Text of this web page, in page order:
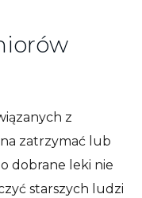
z
zatrzymać lub
dobrane leki nie
starszych ludzi